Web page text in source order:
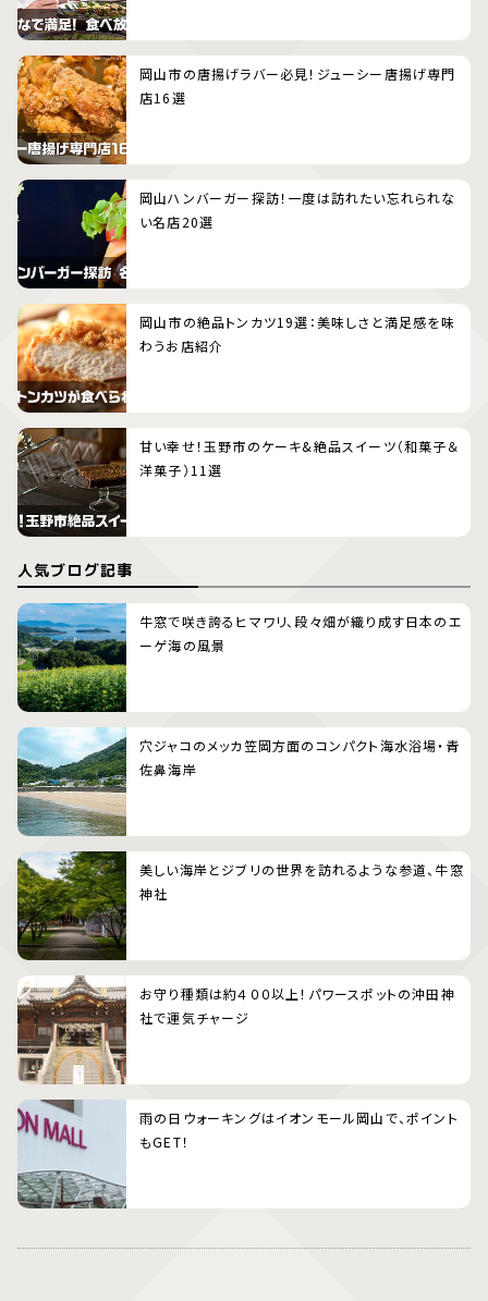
岡山市の唐揚げラバー必見！ジューシー唐揚げ専門
店16選
岡山ハンバーガー探訪！一度は訪れたい忘れられな
い名店20選
岡山市の絶品トンカツ19選：美味しさと満足感を味
わうお店紹介
甘い幸せ！玉野市のケーキ&絶品スイーツ（和菓子＆
洋菓子）11選
人気ブログ記事
牛窓で咲き誇るヒマワリ、段々畑が織り成す日本のエ
ーゲ海の風景
穴ジャコのメッカ笠岡方面のコンパクト海水浴場・青
佐鼻海岸
美しい海岸とジブリの世界を訪れるような参道、牛窓
神社
お守り種類は約４００以上！パワースポットの沖田神
社で運気チャージ
雨の日ウォーキングはイオンモール岡山で、ポイント
もGET！